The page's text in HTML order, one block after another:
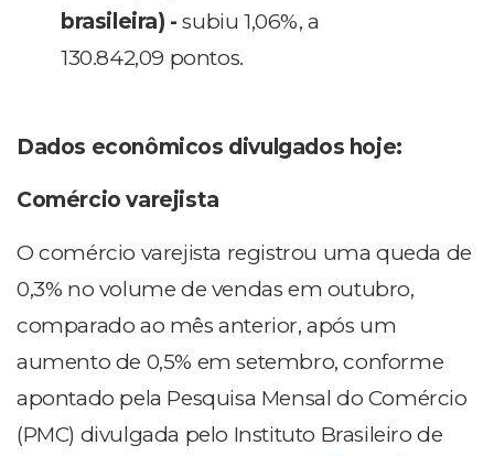
brasileira) - subiu 1,06%, a
130.842,09 pontos.
Dados econômicos divulgados hoje:
Comércio varejista
O comércio varejista registrou uma queda de
0,3% no volume de vendas em outubro,
comparado ao mês anterior, após um
aumento de 0,5% em setembro, conforme
apontado pela Pesquisa Mensal do Comércio
(PMC) divulgada pelo Instituto Brasileiro de